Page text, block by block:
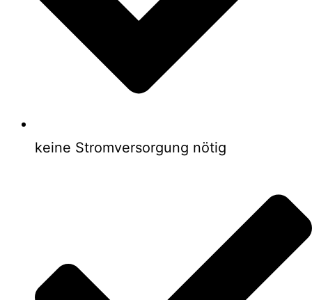
keine Stromversorgung nötig